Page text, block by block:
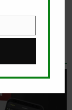
ние ќе го
[…]